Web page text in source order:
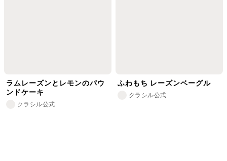
ラムレーズンとレモンのパウ
ンドケーキ
クラシル公式
ふわもち レーズンベーグル
クラシル公式